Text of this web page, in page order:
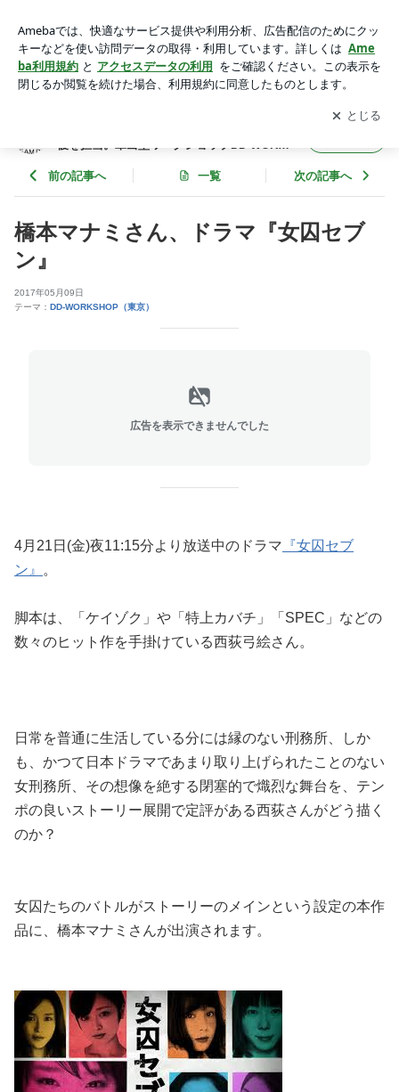
ダクションやメジャー俳優を担当。輩出型ワークショップDD-
WORKSHOP
アプリをダウンロードして ブログの更新通知
を受け取りまし
ょう。
開く
優を担当。輩出型ワークショップDD-WORKS
前の記事へ 一覧 次の記事へ
橋本マナミさん、ドラマ『女囚セブ
ン』
2017年05月09日
テーマ： DD-WORKSHOP（東京）
広告を表示できませんでした
4月21日(金)夜11:15分より放送中のドラマ 『女囚セブ
ン』
。
脚本は、「ケイゾク」や「特上カバチ」「SPEC」などの
数々のヒット作を手掛けている西荻弓絵さん。
日常を普通に生活している分には縁のない刑務所、しか
も、かつて日本ドラマであまり取り上げられたことのない
女刑務所、その想像を絶する閉塞的で熾烈な舞台を、テン
ポの良いストーリー展開で定評がある西荻さんがどう描く
のか？
女囚たちのバトルがストーリーのメインという設定の本作
品に、橋本マナミさんが出演されます。